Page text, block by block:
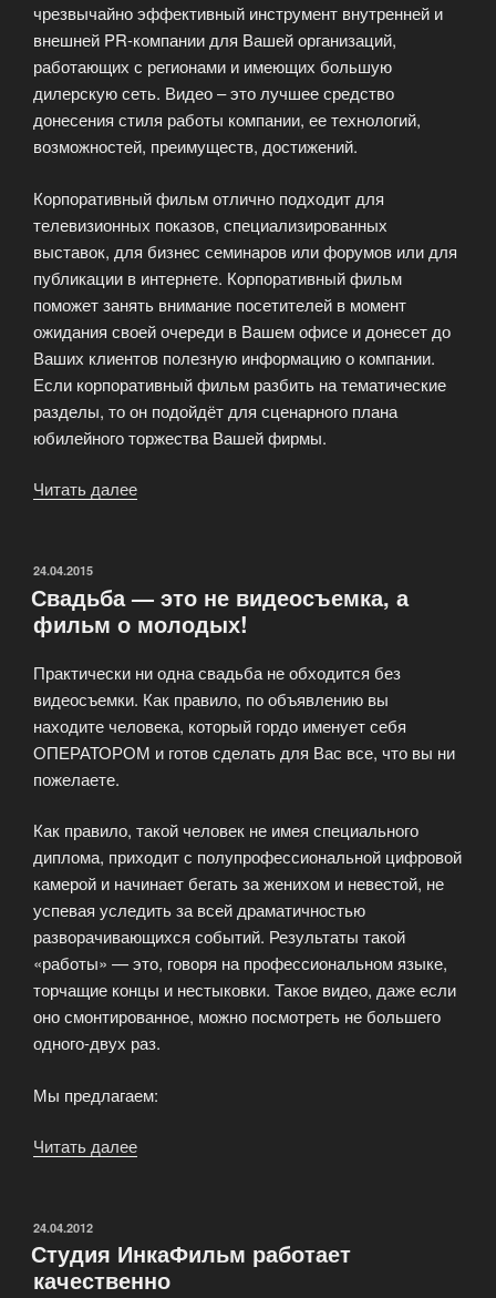
чрезвычайно эффективный инструмент внутренней и
внешней PR-компании для Вашей организаций,
работающих с регионами и имеющих большую
дилерскую сеть. Видео – это лучшее средство
донесения стиля работы компании, ее технологий,
возможностей, преимуществ, достижений.
Корпоративный фильм отлично подходит для
телевизионных показов, специализированных
выставок, для бизнес семинаров или форумов или для
публикации в интернете. Корпоративный фильм
поможет занять внимание посетителей в момент
ожидания своей очереди в Вашем офисе и донесет до
Ваших клиентов полезную информацию о компании.
Если корпоративный фильм разбить на тематические
разделы, то он подойдёт для сценарного плана
юбилейного торжества Вашей фирмы.
Читать далее
ОПУБЛИКОВАНО
24.04.2015
Свадьба — это не видеосъемка, а
фильм о молодых!
Практически ни одна свадьба не обходится без
видеосъемки. Как правило, по объявлению вы
находите человека, который гордо именует себя
ОПЕРАТОРОМ и готов сделать для Вас все, что вы ни
пожелаете.
Как правило, такой человек не имея специального
диплома, приходит с полупрофессиональной цифровой
камерой и начинает бегать за женихом и невестой, не
успевая уследить за всей драматичностью
разворачивающихся событий. Результаты такой
«работы» — это, говоря на профессиональном языке,
торчащие концы и нестыковки. Такое видео, даже если
оно смонтированное, можно посмотреть не большего
одного-двух раз.
Мы предлагаем:
Читать далее
видеосъемка,
а
ОПУБЛИКОВАНО
24.04.2012
Студия ИнкаФильм работает
качественно